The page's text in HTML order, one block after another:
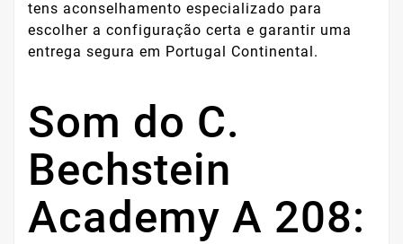
tens aconselhamento especializado para
escolher a configuração certa e garantir uma
entrega segura em Portugal Continental.
Som do C.
Bechstein
Academy A 208: